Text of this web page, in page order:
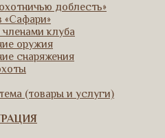
доблесть»
«Сафари»
клуба
оружия
снаряжения
(товары и услуги)